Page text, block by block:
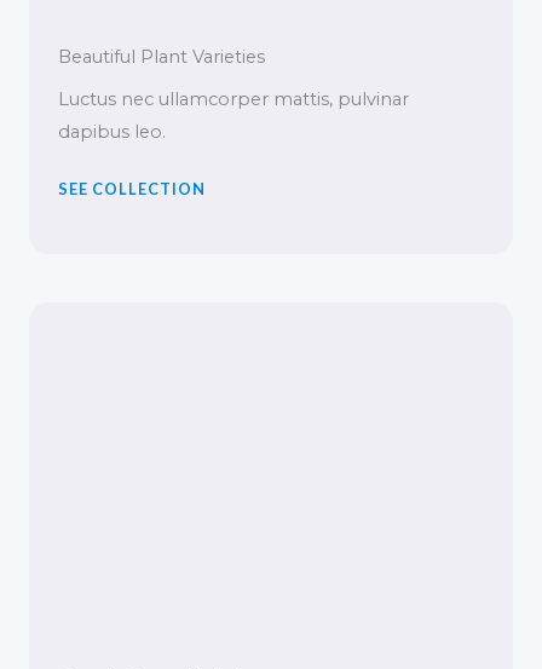
Beautiful Plant Varieties
Luctus nec ullamcorper mattis, pulvinar
dapibus leo.
SEE COLLECTION